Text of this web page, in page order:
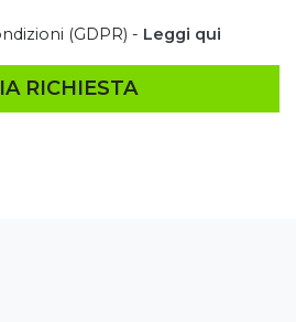
(GDPR) - Leggi qui
RICHIESTA